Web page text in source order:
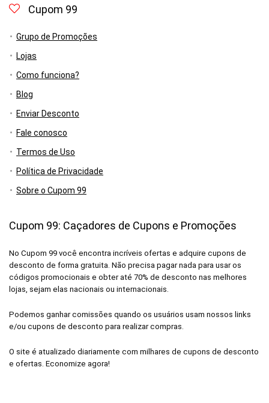
Cupom 99
Grupo de Promoções
Lojas
Como funciona?
Blog
Enviar Desconto
Fale conosco
Termos de Uso
Política de Privacidade
Sobre o Cupom 99
Cupom 99: Caçadores de Cupons e Promoções
No Cupom 99 você encontra incríveis ofertas e adquire cupons de
desconto de forma gratuita. Não precisa pagar nada para usar os
códigos promocionais e obter até 70% de desconto nas melhores
lojas, sejam elas nacionais ou internacionais.
Podemos ganhar comissões quando os usuários usam nossos links
e/ou cupons de desconto para realizar compras.
O site é atualizado diariamente com milhares de cupons de desconto
e ofertas. Economize agora!